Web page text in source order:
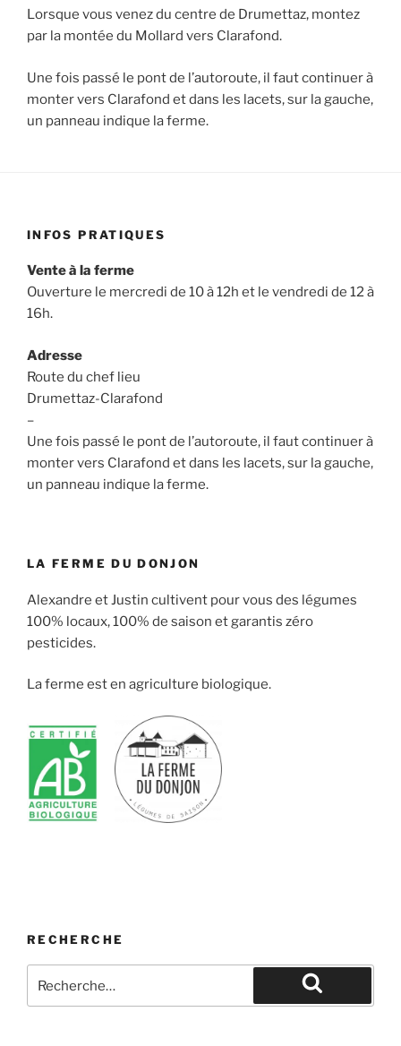
Lorsque vous venez du centre de Drumettaz, montez
par la montée du Mollard vers Clarafond.
Une fois passé le pont de l’autoroute, il faut continuer à
monter vers Clarafond et dans les lacets, sur la gauche,
un panneau indique la ferme.
INFOS PRATIQUES
Vente à la ferme
Ouverture le mercredi de 10 à 12h et le vendredi de 12 à
16h.
Adresse
Route du chef lieu
Drumettaz-Clarafond
–
Une fois passé le pont de l’autoroute, il faut continuer à
monter vers Clarafond et dans les lacets, sur la gauche,
un panneau indique la ferme.
LA FERME DU DONJON
Alexandre et Justin cultivent pour vous des légumes
100% locaux, 100% de saison et garantis zéro
pesticides.
La ferme est en agriculture biologique.
RECHERCHE
pour
Recherche